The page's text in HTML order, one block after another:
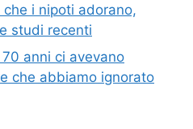
i nipoti adorano,
studi recenti
anni ci avevano
che abbiamo ignorato